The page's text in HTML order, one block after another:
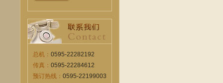
总机： 0595-22282192
传真： 0595-22284612
预订热线： 0595-22199003